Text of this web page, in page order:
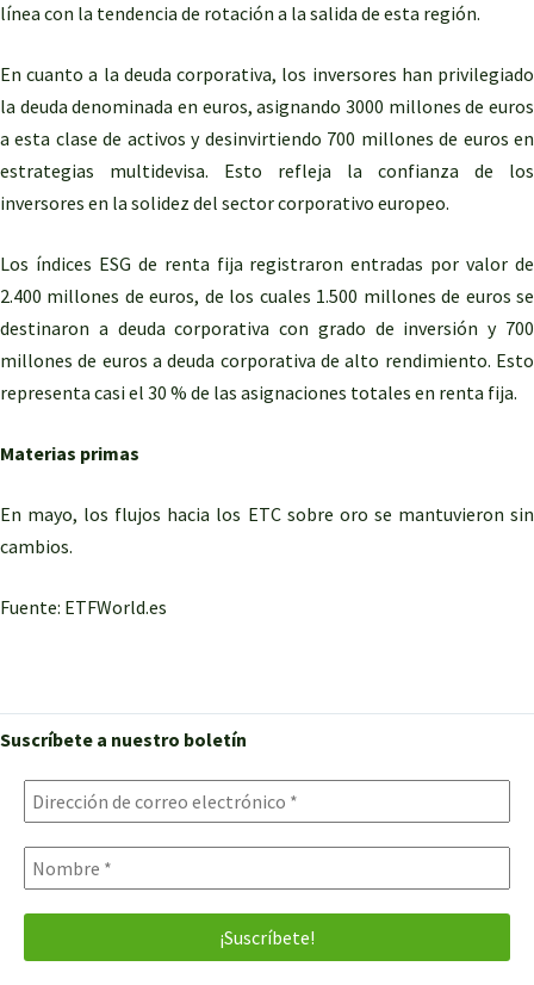
línea con la tendencia de rotación a la salida de esta región.
En cuanto a la deuda corporativa, los inversores han privilegiado
la deuda denominada en euros, asignando 3000 millones de euros
a esta clase de activos y desinvirtiendo 700 millones de euros en
estrategias multidevisa. Esto refleja la confianza de los
inversores en la solidez del sector corporativo europeo.
Los índices ESG de renta fija registraron entradas por valor de
2.400 millones de euros, de los cuales 1.500 millones de euros se
destinaron a deuda corporativa con grado de inversión y 700
millones de euros a deuda corporativa de alto rendimiento. Esto
representa casi el 30 % de las asignaciones totales en renta fija.
Materias primas
En mayo, los flujos hacia los ETC sobre oro se mantuvieron sin
cambios.
Fuente: ETFWorld.es
Suscríbete a nuestro boletín